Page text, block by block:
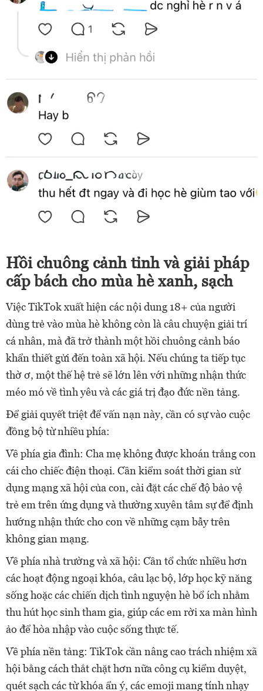
Hồi chuông cảnh tỉnh và giải pháp
cấp bách cho mùa hè xanh, sạch
Việc TikTok xuất hiện các nội dung 18+ của người
dùng trẻ vào mùa hè không còn là câu chuyện giải trí
cá nhân, mà đã trở thành một hồi chuông cảnh báo
khẩn thiết gửi đến toàn xã hội. Nếu chúng ta tiếp tục
thờ ơ, một thế hệ trẻ sẽ lớn lên với những nhận thức
méo mó về tình yêu và các giá trị đạo đức nền tảng.
Để giải quyết triệt để vấn nạn này, cần có sự vào cuộc
đồng bộ từ nhiều phía:
Về phía gia đình: Cha mẹ không được khoán trắng con
cái cho chiếc điện thoại. Cần kiểm soát thời gian sử
dụng mạng xã hội của con, cài đặt các chế độ bảo vệ
trẻ em trên ứng dụng và thường xuyên tâm sự để định
hướng nhận thức cho con về những cạm bẫy trên
không gian mạng.
Về phía nhà trường và xã hội: Cần tổ chức nhiều hơn
các hoạt động ngoại khóa, câu lạc bộ, lớp học kỹ năng
sống hoặc các chiến dịch tình nguyện hè bổ ích nhằm
thu hút học sinh tham gia, giúp các em rời xa màn hình
ảo để hòa nhập vào cuộc sống thực tế.
Về phía nền tảng: TikTok cần nâng cao trách nhiệm xã
hội bằng cách thắt chặt hơn nữa công cụ kiểm duyệt,
quét sạch các từ khóa ẩn ý, các emoji mang tính nhạy